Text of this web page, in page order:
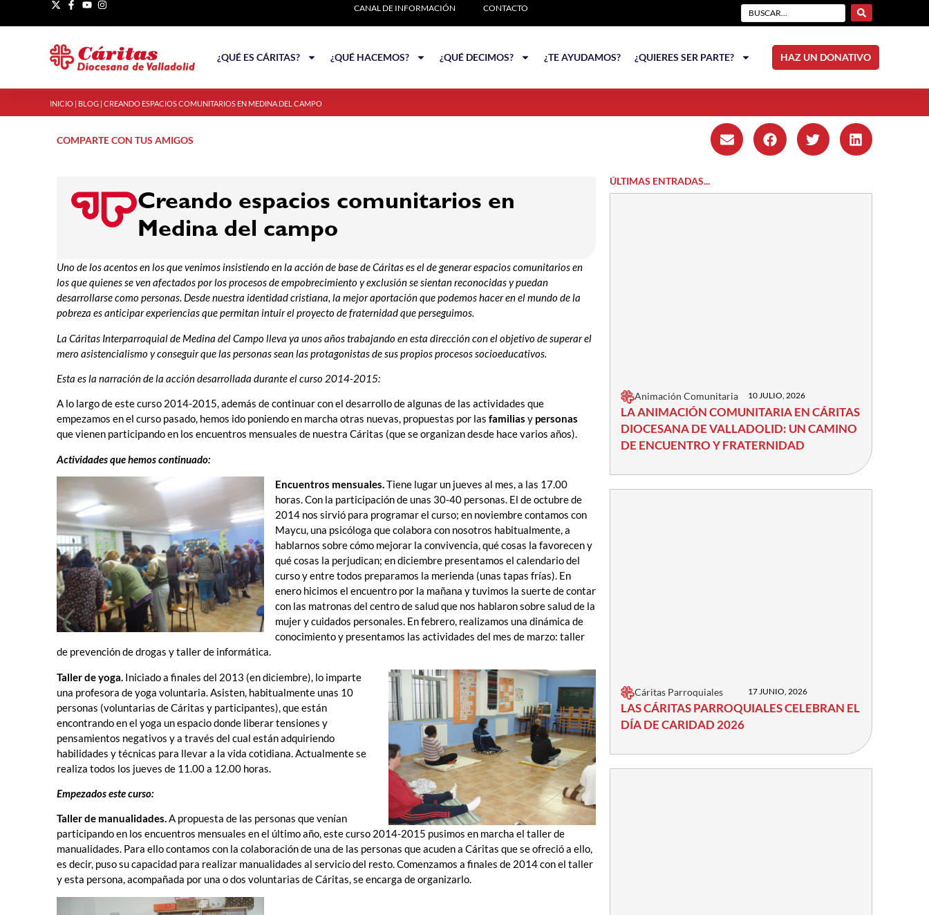
CANAL DE INFORMACIÓN CONTACTO
¿QUÉ ES CÁRITAS? ¿QUÉ HACEMOS? ¿QUÉ DECIMOS? ¿TE AYUDAMOS? ¿QUIERES SER PARTE? HAZ UN DONATIVO
INICIO | BLOG | CREANDO ESPACIOS COMUNITARIOS EN MEDINA DEL CAMPO
COMPARTE CON TUS AMIGOS
Creando espacios comunitarios en
Medina del campo
Uno de los acentos en los que venimos insistiendo en la acción de base de Cáritas es el de generar espacios comunitarios en
los que quienes se ven afectados por los procesos de empobrecimiento y exclusión se sientan reconocidas y puedan
desarrollarse como personas. Desde nuestra identidad cristiana, la mejor aportación que podemos hacer en el mundo de la
pobreza es anticipar experiencias que permitan intuir el proyecto de fraternidad que perseguimos.
La Cáritas Interparroquial de Medina del Campo lleva ya unos años trabajando en esta dirección con el objetivo de superar el
mero asistencialismo y conseguir que las personas sean las protagonistas de sus propios procesos socioeducativos.
Esta es la narración de la acción desarrollada durante el curso 2014-2015:
A lo largo de este curso 2014-2015, además de continuar con el desarrollo de algunas de las actividades que
empezamos en el curso pasado, hemos ido poniendo en marcha otras nuevas, propuestas por las familias y personas
que vienen participando en los encuentros mensuales de nuestra Cáritas (que se organizan desde hace varios años).
Actividades que hemos continuado:
Encuentros mensuales.Tiene lugar un jueves al mes, a las 17.00
horas. Con la participación de unas 30-40 personas. El de octubre de
2014 nos sirvió para programar el curso; en noviembre contamos con
Maycu, una psicóloga que colabora con nosotros habitualmente, a
hablarnos sobre cómo mejorar la convivencia, qué cosas la favorecen y
qué cosas la perjudican; en diciembre presentamos el calendario del
curso y entre todos preparamos la merienda (unas tapas frías). En
enero hicimos el encuentro por la mañana y tuvimos la suerte de contar
con las matronas del centro de salud que nos hablaron sobre salud de la
mujer y cuidados personales. En febrero, realizamos una dinámica de
conocimiento y presentamos las actividades del mes de marzo: taller
de prevención de drogas y taller de informática.
Taller de yoga. Iniciado a finales del 2013 (en diciembre), lo imparte
una profesora de yoga voluntaria. Asisten, habitualmente unas 10
personas (voluntarias de Cáritas y participantes), que están
encontrando en el yoga un espacio donde liberar tensiones y
pensamientos negativos y a través del cual están adquiriendo
habilidades y técnicas para llevar a la vida cotidiana. Actualmente se
realiza todos los jueves de 11.00 a 12.00 horas.
Empezados este curso:
Taller de manualidades.A propuesta de las personas que venían
participando en los encuentros mensuales en el último año, este curso 2014-2015 pusimos en marcha el taller de
manualidades. Para ello contamos con la colaboración de una de las personas que acuden a Cáritas que se ofreció a ello,
es decir, puso su capacidad para realizar manualidades al servicio del resto. Comenzamos a finales de 2014 con el taller
y esta persona, acompañada por una o dos voluntarias de Cáritas, se encarga de organizarlo.
ÚLTIMAS ENTRADAS...
Animación Comunitaria 10 JULIO, 2026
LA ANIMACIÓN COMUNITARIA EN CÁRITAS
DIOCESANA DE VALLADOLID: UN CAMINO
DE ENCUENTRO Y FRATERNIDAD
Cáritas Parroquiales 17 JUNIO, 2026
LAS CÁRITAS PARROQUIALES CELEBRAN EL
DÍA DE CARIDAD 2026